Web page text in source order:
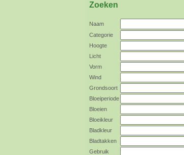
Zoeken
Naam
Categorie
Hoogte
Licht
Vorm
Wind
Grondsoort
Bloeiperiode
Bloeien
Bloeikleur
Bladkleur
Bladtakken
Gebruik